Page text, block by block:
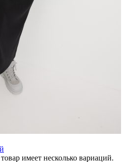
имеет несколько вариаций.